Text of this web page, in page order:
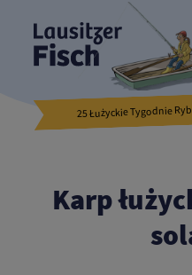
Tradycyjny przepis na
25 Łużyckie Tygodnie
Karp